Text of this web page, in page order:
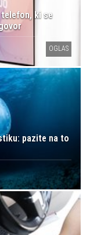
telefon, ki se
OGLAS
pazite na to